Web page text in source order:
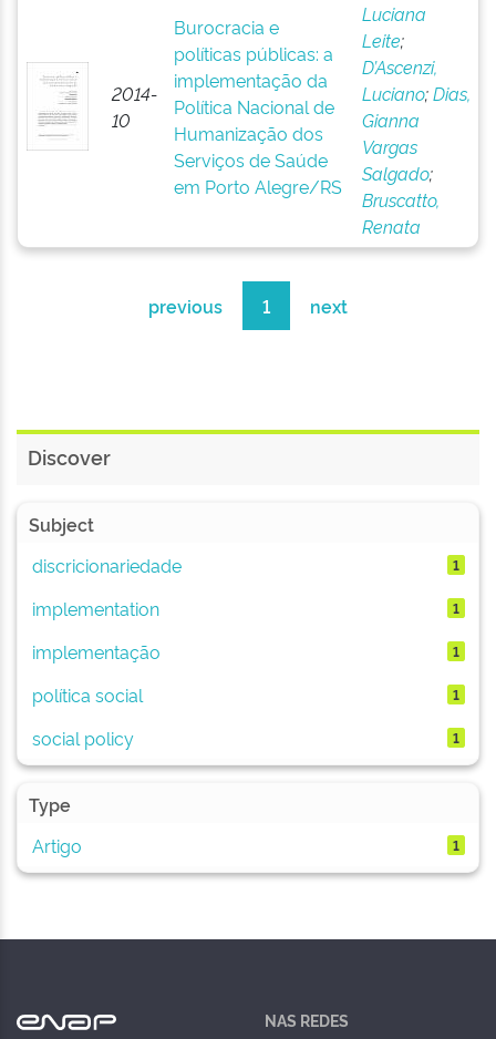
2014-
10
Burocracia e
políticas públicas: a
implementação da
Política Nacional de
Humanização dos
Serviços de Saúde
em Porto Alegre/RS
Luciana
Leite;
D’Ascenzi,
Luciano;Dias,
Gianna
Vargas
Salgado;
Bruscatto,
Renata
previous 1 next
Discover
Subject
discricionariedade
1
implementation 1
implementação 1
política social 1
social policy 1
Type
Artigo
1
NAS REDES